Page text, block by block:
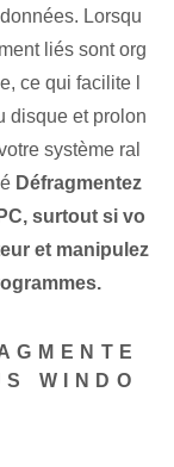
Lorsqu
liés sont org
ce qui facilite l
disque et prolon
système ral
Défragmentez
surtout si vo
et manipulez
WINDO